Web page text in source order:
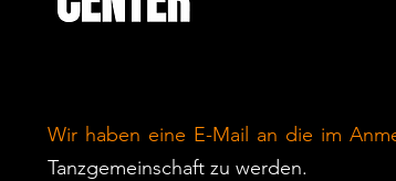
Wir haben eine E-Mail an die im
Tanzgemeinschaft zu werden.